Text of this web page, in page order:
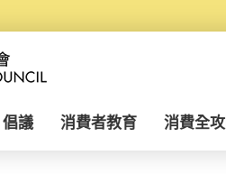
倡議 消費者教育 消費全